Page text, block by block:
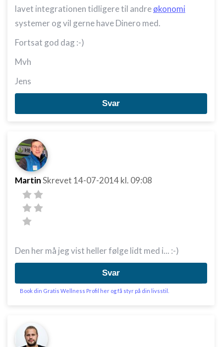
lavet integrationen tidligere til andreøkonomi
systemer og vil gerne have Dinero med.
Fortsat god dag :-)
Mvh
Jens
Svar
MartinSkrevet 14-07-2014kl. 09:08
Den her må jeg vist heller følge lidt med i... :-)
Svar
Book din Gratis Wellness Profil her og få styr på din livsstil.